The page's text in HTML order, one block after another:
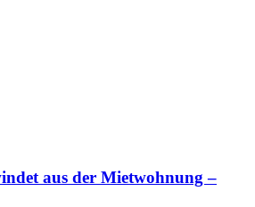
aus der Mietwohnung –